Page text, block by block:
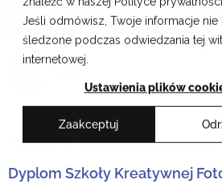
Jeśli odmówisz, Twoje informacje nie
śledzone podczas odwiedzania tej
internetowej.
Ustawienia plików
Zaakceptuj
Przejdź
treści
Krakowskie Szkoły
EN
Andre Babaghasheh
Dyplom Szkoły Kreatywnej